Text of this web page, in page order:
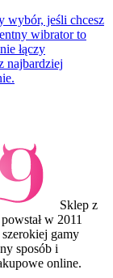
wybór, jeśli chcesz
wibrator to
łączy
najbardziej
Sklep z
w 2011
gamy
sposób i
online.